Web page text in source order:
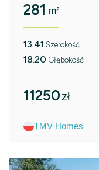
281 m²
13.41 Szerokość
18.20 Głębokość
11250zł
TMV Homes